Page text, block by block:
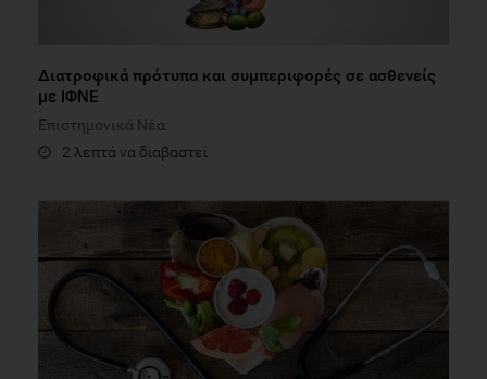
Διατροφικά πρότυπα και συμπεριφορές σε ασθενείς
με ΙΦΝΕ
Επιστημονικά Νέα
2 λεπτά να διαβαστεί